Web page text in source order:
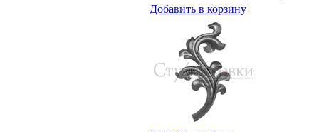
Добавить в корзину